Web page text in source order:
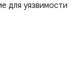
для уязвимости